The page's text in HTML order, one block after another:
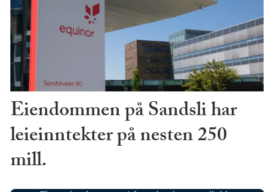
Eiendommen på Sandsli har
leieinntekter på nesten 250
mill.